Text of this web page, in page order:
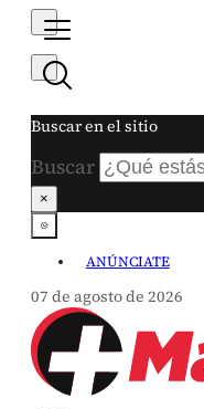
Buscar en el sitio
Buscar
×
ANÚNCIATE
07 de agosto de 2026